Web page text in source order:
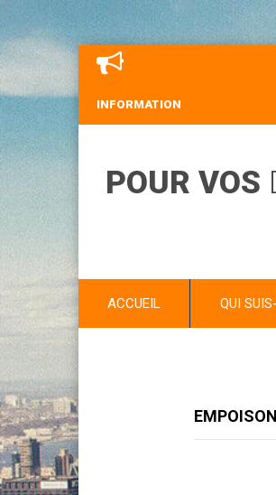
INFORMATION
POUR VOS
ACCUEIL QUI